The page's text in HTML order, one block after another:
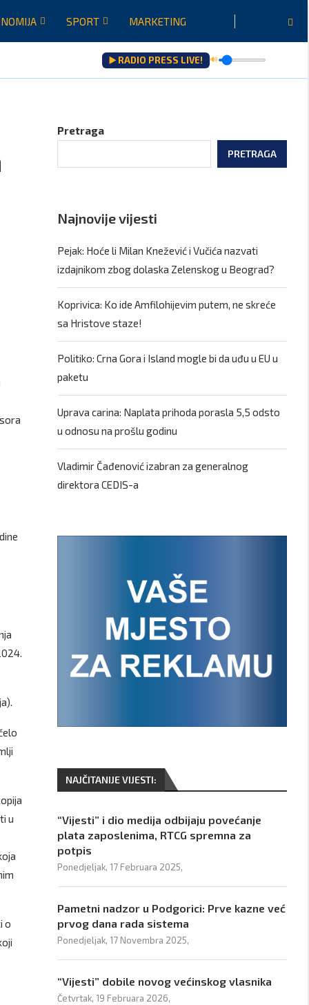
SPORT MARKETING
▶️ RADIO PRESS LIVE! 🔊
u
o
Pretraga
PRETRAGA
Najnovije vijesti
Pejak: Hoće li Milan Knežević i Vučića nazvati
izdajnikom zbog dolaska Zelenskog u Beograd?
Koprivica: Ko ide Amfilohijevim putem, ne skreće
sa Hristove staze!
Politiko: Crna Gora i Island mogle bi da uđu u EU u
paketu
Uprava carina: Naplata prihoda porasla 5,5 odsto
u odnosu na prošlu godinu
Vladimir Čađenović izabran za generalnog
direktora CEDIS-a
NAJČITANIJE VIJESTI:
“Vijesti” i dio medija odbijaju povećanje
plata zaposlenima, RTCG spremna za
potpis
Ponedjeljak, 17 Februara 2025,
Pametni nadzor u Podgorici: Prve kazne već
prvog dana rada sistema
Ponedjeljak, 17 Novembra 2025,
“Vijesti” dobile novog većinskog vlasnika
Četvrtak, 19 Februara 2026,